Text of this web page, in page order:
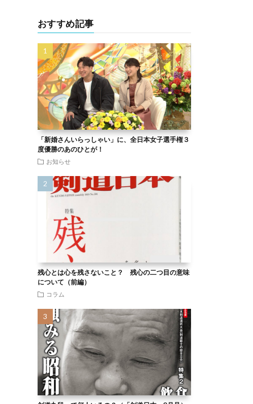
おすすめ記事
「新婚さんいらっしゃい」に、全日本女子選手権３
度優勝のあのひとが！
お知らせ
残心とは心を残さないこと？ 残心の二つ目の意味
について（前編）
コラム